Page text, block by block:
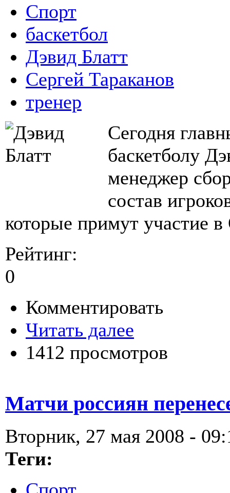
Спорт
баскетбол
Дэвид Блатт
Сергей Тараканов
тренер
Сегодня
баскетболу
менеджер
состав
которые примут участие
Рейтинг:
0
Комментировать
Читать далее
1412 просмотров
Матчи россиян
Вторник, 27 мая 2008 -
Теги: